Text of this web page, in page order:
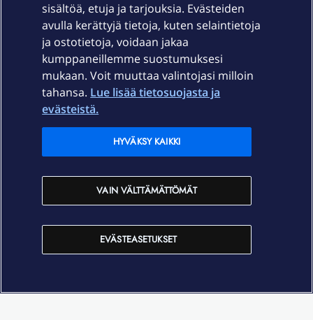
Palvelut
Ajankohtaista
Elisa Oyj
In English
sisältöä, etuja ja tarjouksia. Evästeiden
avulla kerättyjä tietoja, kuten selaintietoja
ja ostotietoja, voidaan jakaa
kumppaneillemme suostumuksesi
mukaan. Voit muuttaa valintojasi milloin
tahansa. Lue lisää tietosuojasta ja
evästeistä.
EVÄSTEASETUKSET
VAIN VÄLTTÄMÄTTÖMÄT
HYVÄKSY KAIKKI